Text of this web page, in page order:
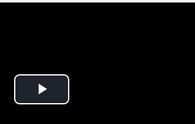
Play